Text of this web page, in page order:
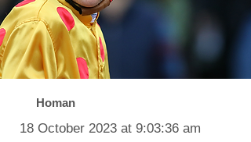
Homan
18 October 2023 at 9:03:36 am